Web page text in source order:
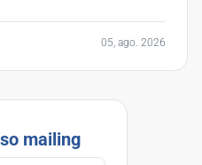
05, ago. 2026
mailing